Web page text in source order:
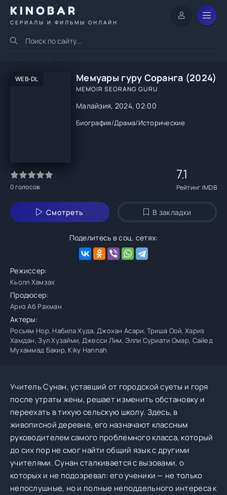
KINOBAR
СЕРИАЛЫ И ФИЛЬМЫ ОНЛАЙН
WEB-DL Мемуары гуру Соранга (2024)
MEMOIR SEORANG GURU
Малайзия, 2024, 02:00
Биография/Драма/Исторические
0голосов
7.1
Рейтинг IMDB
Смотреть В закладки
Поделитесь в соц. сетях:
Режиссер:
Кьолл Хамзах
Продюсер:
Ариз Аб Рахман
Актеры:
Росьям Нор, Набила Худа, Джохан Асари, Триша Оой, Хариз
Хамдан, Зул Хузайми, Джесси Лим, Элли Суриати Омар, Сайед
Мухаммад Бакир, Kiky Hannah
Учитель Сунан, уставший от городской суеты и горя
после утраты жены, решает изменить обстановку и
переехать в тихую сельскую школу. Здесь, в
живописной деревне, его назначают классным
руководителем самого проблемного класса, который
до сих пор не смог найти общий язык с другими
учителями. Сунан сталкивается с вызовами, о
которых и не подозревал: его ученики — не только
непослушные, но и полные неподдельного интереса к